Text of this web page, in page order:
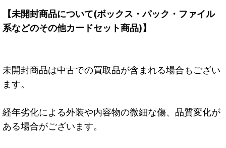
【未開封商品について(ボックス・パック・ファイル
系などのその他カードセット商品)】
未開封商品は中古での買取品が含まれる場合もござい
ます。
経年劣化による外装や内容物の微細な傷、品質変化が
ある場合がございます。